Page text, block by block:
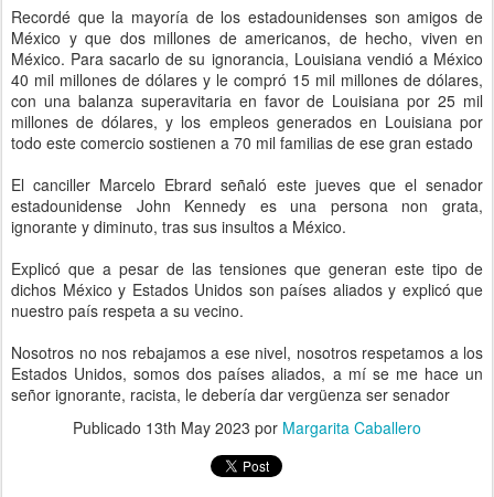
Recordé que la mayoría de los estadounidenses son amigos de
México y que dos millones de americanos, de hecho, viven en
México. Para sacarlo de su ignorancia, Louisiana vendió a México
40 mil millones de dólares y le compró 15 mil millones de dólares,
con una balanza superavitaria en favor de Louisiana por 25 mil
millones de dólares, y los empleos generados en Louisiana por
todo este comercio sostienen a 70 mil familias de ese gran estado
El canciller Marcelo Ebrard señaló este jueves que el senador
estadounidense John Kennedy es una persona non grata,
ignorante y diminuto, tras sus insultos a México.
Explicó que a pesar de las tensiones que generan este tipo de
dichos México y Estados Unidos son países aliados y explicó que
nuestro país respeta a su vecino.
Nosotros no nos rebajamos a ese nivel, nosotros respetamos a los
Estados Unidos, somos dos países aliados, a mí se me hace un
señor ignorante, racista, le debería dar vergüenza ser senador
Publicado 13th May 2023 por Margarita Caballero